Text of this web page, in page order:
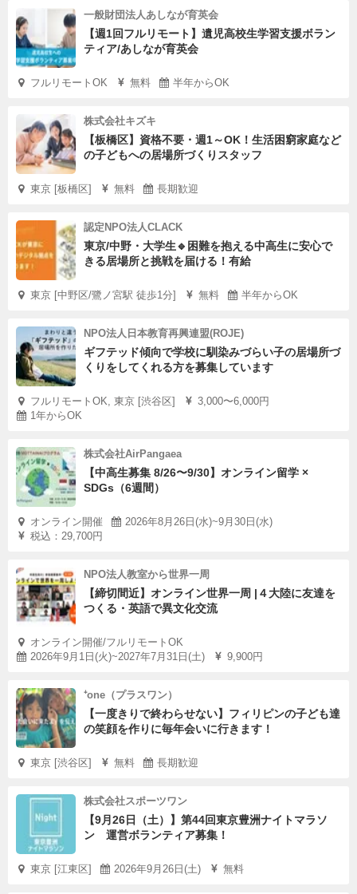
一般財団法人あしなが育英会
【週1回フルリモート】遺児高校生学習支援ボラン
ティア/あしなが育英会
フルリモートOK 無料 半年からOK
株式会社キズキ
【板橋区】資格不要・週1～OK！生活困窮家庭など
の子どもへの居場所づくりスタッフ
東京 [板橋区] 無料 長期歓迎
認定NPO法人CLACK
東京/中野・大学生🔹困難を抱える中高生に安心で
きる居場所と挑戦を届ける！有給
東京 [中野区/鷺ノ宮駅 徒歩1分] 無料 半年からOK
NPO法人日本教育再興連盟(ROJE)
ギフテッド傾向で学校に馴染みづらい子の居場所づ
くりをしてくれる方を募集しています
フルリモートOK, 東京 [渋谷区]
3,000〜6,000円
1年からOK
株式会社AirPangaea
【中高生募集 8/26〜9/30】オンライン留学 ×
SDGs（6週間）
オンライン開催
2026年8月26日(水)~9月30日(水)
税込：29,700円
NPO法人教室から世界一周
【締切間近】オンライン世界一周 |４大陸に友達を
つくる・英語で異文化交流
オンライン開催/フルリモートOK
2026年9月1日(火)~2027年7月31日(土)
9,900円
⁺one（プラスワン）
【一度きりで終わらせない】フィリピンの子ども達
の笑顔を作りに毎年会いに行きます！
東京 [渋谷区] 無料 長期歓迎
株式会社スポーツワン
【9月26日（土）】第44回東京豊洲ナイトマラソ
ン 運営ボランティア募集！
東京 [江東区] 2026年9月26日(土) 無料